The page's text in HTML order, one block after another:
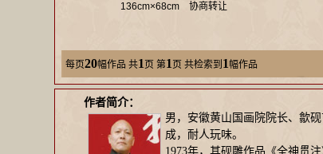
136cm×68cm 协商转让
每页20幅作品 共1 页 第1 页 共检索到 1幅作品
作者简介：
男，安徽黄山国画院院长、歙
成，耐人玩味。
1973年，其砚雕作品《全神贯